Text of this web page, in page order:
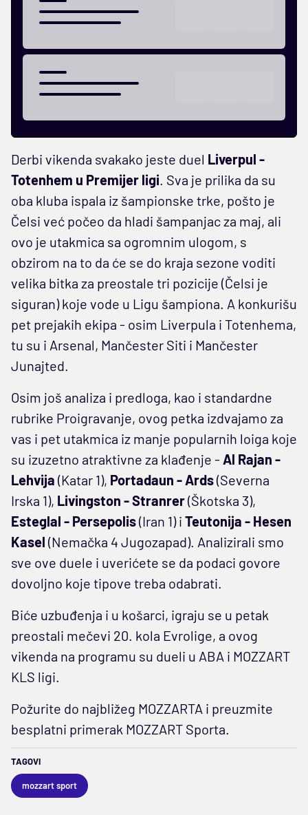
Derbi vikenda svakako jeste duel Liverpul -
Totenhem u Premijer ligi. Sva je prilika da su
oba kluba ispala iz šampionske trke, pošto je
Čelsi već počeo da hladi šampanjac za maj, ali
ovo je utakmica sa ogromnim ulogom, s
obzirom na to da će se do kraja sezone voditi
velika bitka za preostale tri pozicije (Čelsi je
siguran) koje vode u Ligu šampiona. A konkurišu
pet prejakih ekipa - osim Liverpula i Totenhema,
tu su i Arsenal, Mančester Siti i Mančester
Junajted.
Osim još analiza i predloga, kao i standardne
rubrike Proigravanje, ovog petka izdvajamo za
vas i pet utakmica iz manje popularnih loiga koje
su izuzetno atraktivne za klađenje - Al Rajan -
Lehvija (Katar 1), Portadaun - Ards(Severna
Irska 1), Livingston - Stranrer(Škotska 3),
Esteglal - Persepolis(Iran 1) i Teutonija - Hesen
Kasel (Nemačka 4 Jugozapad). Analizirali smo
sve ove duele i uverićete se da podaci govore
dovoljno koje tipove treba odabrati.
Biće uzbuđenja i u košarci, igraju se u petak
preostali mečevi 20. kola Evrolige, a ovog
vikenda na programu su dueli u ABA i MOZZART
KLS ligi.
Požurite do najbližeg MOZZARTA i preuzmite
besplatni primerak MOZZART Sporta.
TAGOVI
mozzart sport